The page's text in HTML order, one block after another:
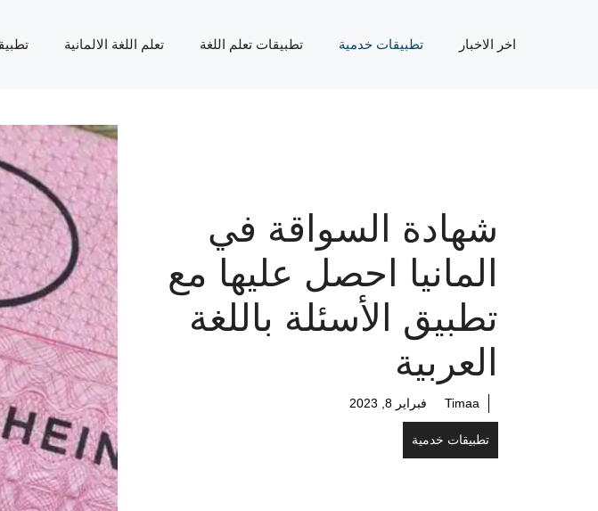
اخر الاخبار تطبيقات خدمية تطبيقات تعلم اللغة تعلم اللغة الالمانية
شهادة السواقة في
المانيا احصل عليها مع
تطبيق الأسئلة باللغة
العربية
Timaa فبراير 8, 2023
تطبيقات خدمية